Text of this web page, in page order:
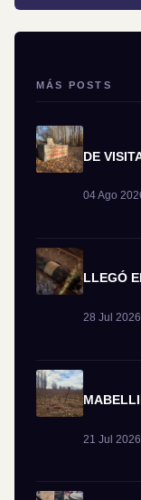
MÁS POSTS
DE
04 Ago
LLEGÓ
28 Jul 2026
21 Jul 2026